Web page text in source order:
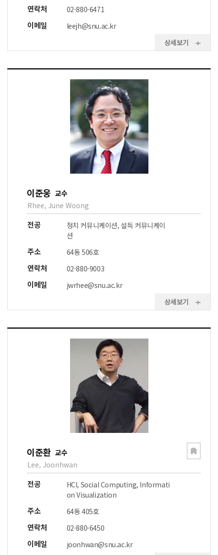
연락처 02-880-6471
이메일
leejh@snu.ac.kr
상세보기
이준웅 교수
Rhee, June Woong
전공
정치 커뮤니케이션, 설득 커뮤니케이
션
주소 64동 506호
연락처 02-880-9003
이메일
jwrhee@snu.ac.kr
상세보기
이준환 교수
Lee, Joonhwan
전공
HCI, Social Computing, Informati
on Visualization
주소 64동 405호
연락처 02-880-6450
이메일 joonhwan@snu.ac.kr